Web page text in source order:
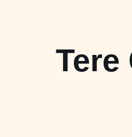
Tere